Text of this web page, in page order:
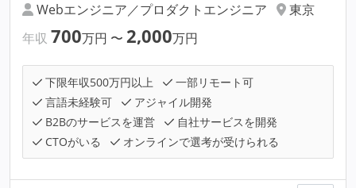
Webエンジニア／プロダクトエンジニア
東京
年収 700万円 〜 2,000万円
下限年収500万円以上
一部リモート可
言語未経験可
アジャイル開発
B2Bのサービスを運営
自社サービスを開発
CTOがいる
オンラインで選考が受けられる